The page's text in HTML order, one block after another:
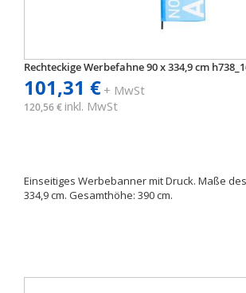
Rechteckige Werbefahne 90 x 334,9 cm
101,31 €+ MwSt
120,56 € inkl. MwSt
Einseitiges Werbebanner mit Druck. Maße
334,9 cm. Gesamthöhe: 390 cm.